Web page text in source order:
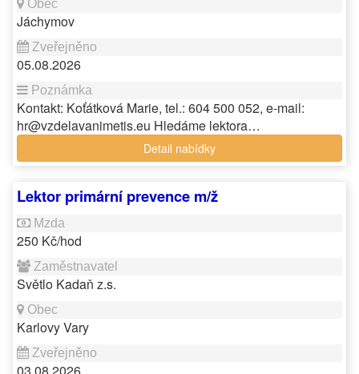
Jáchymov
05.08.2026
Kontakt: Koťátková Marie, tel.: 604 500 052, e-mail:
hr@vzdelavanimetis.eu Hledáme lektora…
Detail nabídky
Lektor primární prevence m/ž
250 Kč/hod
Světlo Kadaň z.s.
Karlovy Vary